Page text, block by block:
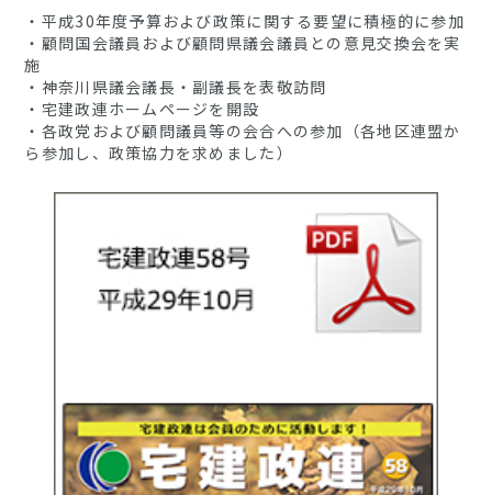
神奈川県宅建政治連盟
・平成30年度予算および政策に関する要望に積極的に参加
・顧問国会議員および顧問県議会議員との意見交換会を実
施
・神奈川県議会議長・副議長を表敬訪問
・宅建政連ホームページを開設
・各政党および顧問議員等の会合への参加（各地区連盟か
ら参加し、政策協力を求めました）